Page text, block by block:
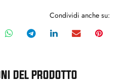
Condividi anche su:
DEL PRODOTTO